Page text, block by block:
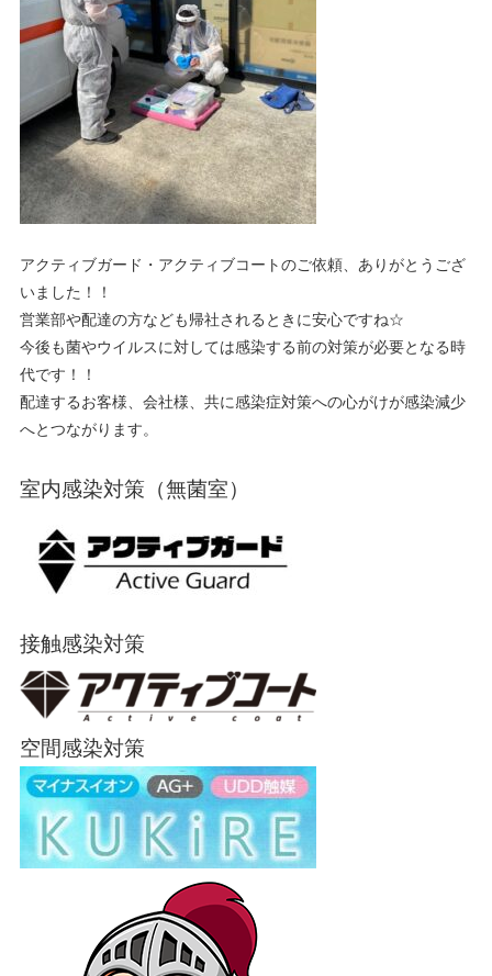
アクティブガード・アクティブコートのご依頼、ありがとうござ
いました！！
営業部や配達の方なども帰社されるときに安心ですね☆
今後も菌やウイルスに対しては感染する前の対策が必要となる時
代です！！
配達するお客様、会社様、共に感染症対策への心がけが感染減少
へとつながります。
室内感染対策（無菌室）
接触感染対策
空間感染対策